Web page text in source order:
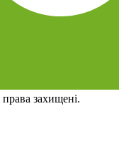
захищені.